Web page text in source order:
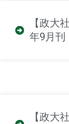
【政大
年9月刊
【政大